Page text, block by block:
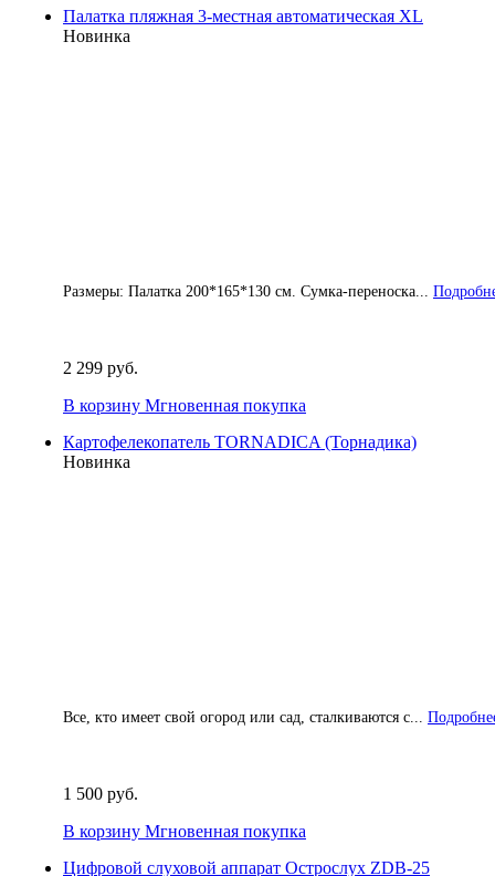
Палатка пляжная 3-местная автоматическая XL
Новинка
Размеры: Палатка 200*165*130 см. Сумка-переноска...
2 299 руб.
В корзину Мгновенная покупка
Картофелекопатель TORNADICA (Торнадика)
Новинка
Все, кто имеет свой огород или сад, сталкиваются с...
1 500 руб.
В корзину Мгновенная покупка
Цифровой слуховой аппарат Острослух ZDB-25